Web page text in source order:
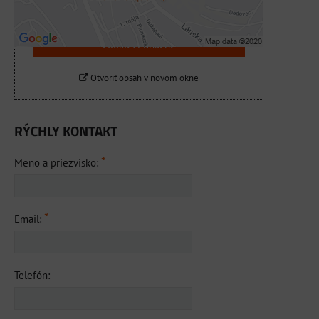
Povoliť a zapamätať - súhlas s druhom
cookie: Funkčné
Otvoriť obsah v novom okne
RÝCHLY KONTAKT
Meno a priezvisko: *
Email: *
Telefón: